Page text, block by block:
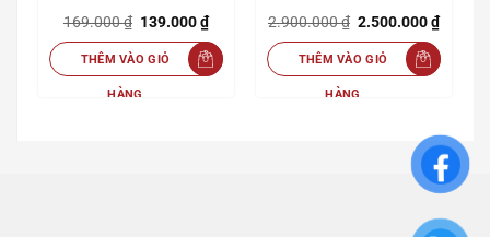
169.000₫ Giá
169.000 ₫.
139.000₫Giá
hiện
tại
là:
139.000 ₫.
THÊM VÀO GIỎ
HÀNG
2.900.000₫ Giá
2.900.000 ₫.
2.500.000₫Giá
hiện
tại
là:
THÊM VÀO GIỎ
HÀNG
3.500.000 ₫.